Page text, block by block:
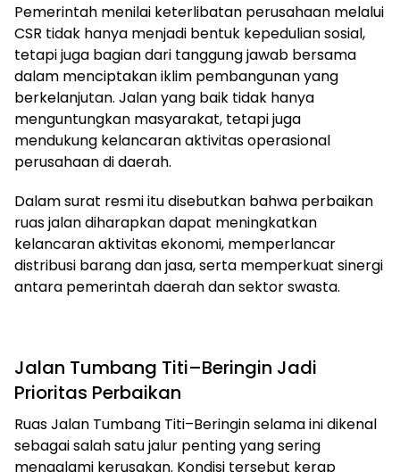
Pemerintah menilai keterlibatan perusahaan melalui
CSR tidak hanya menjadi bentuk kepedulian sosial,
tetapi juga bagian dari tanggung jawab bersama
dalam menciptakan iklim pembangunan yang
berkelanjutan. Jalan yang baik tidak hanya
menguntungkan masyarakat, tetapi juga
mendukung kelancaran aktivitas operasional
perusahaan di daerah.
Dalam surat resmi itu disebutkan bahwa perbaikan
ruas jalan diharapkan dapat meningkatkan
kelancaran aktivitas ekonomi, memperlancar
distribusi barang dan jasa, serta memperkuat sinergi
antara pemerintah daerah dan sektor swasta.
Jalan Tumbang Titi–Beringin Jadi
Prioritas Perbaikan
Ruas Jalan Tumbang Titi–Beringin selama ini dikenal
sebagai salah satu jalur penting yang sering
mengalami kerusakan. Kondisi tersebut kerap